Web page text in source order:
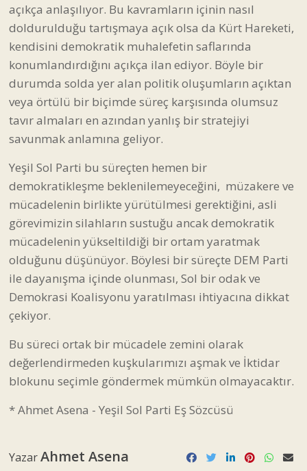
açıkça anlaşılıyor. Bu kavramların içinin nasıl
doldurulduğu tartışmaya açık olsa da Kürt Hareketi,
kendisini demokratik muhalefetin saflarında
konumlandırdığını açıkça ilan ediyor. Böyle bir
durumda solda yer alan politik oluşumların açıktan
veya örtülü bir biçimde süreç karşısında olumsuz
tavır almaları en azından yanlış bir stratejiyi
savunmak anlamına geliyor.
Yeşil Sol Parti bu süreçten hemen bir
demokratikleşme beklenilemeyeceğini, müzakere ve
mücadelenin birlikte yürütülmesi gerektiğini, asli
görevimizin silahların sustuğu ancak demokratik
mücadelenin yükseltildiği bir ortam yaratmak
olduğunu düşünüyor. Böylesi bir süreçte DEM Parti
ile dayanışma içinde olunması, Sol bir odak ve
Demokrasi Koalisyonu yaratılması ihtiyacına dikkat
çekiyor.
Bu süreci ortak bir mücadele zemini olarak
değerlendirmeden kuşkularımızı aşmak ve İktidar
blokunu seçimle göndermek mümkün olmayacaktır.
* Ahmet Asena - Yeşil Sol Parti Eş Sözcüsü
YazarAhmet Asena